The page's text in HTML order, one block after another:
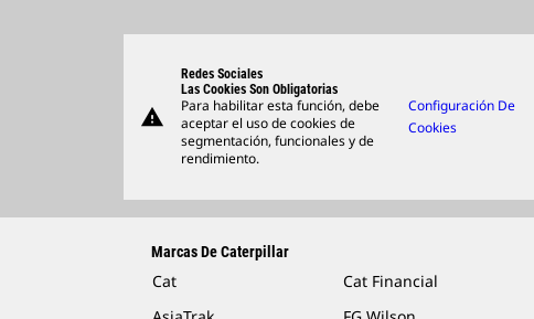
warning
Redes Sociales
Las Cookies Son Obligatorias
Para habilitar esta función, debe
aceptar el uso de cookies de
segmentación, funcionales y de
rendimiento.
Configuración De
Cookies
Marcas De Caterpillar
Cat Cat Financial